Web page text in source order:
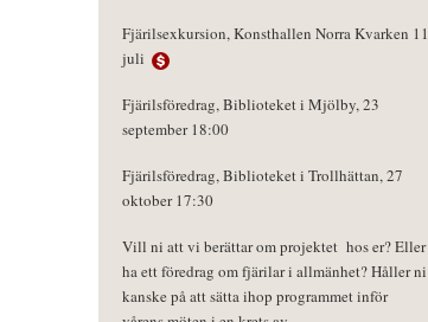
Fjärilsexkursion, Konsthallen Norra Kvarken 11
juli
Fjärilsföredrag, Biblioteket i Mjölby, 23
september 18:00
Fjärilsföredrag, Biblioteket i Trollhättan, 27
oktober 17:30
Vill ni att vi berättar om projektet hos er? Eller
ha ett föredrag om fjärilar i allmänhet? Håller ni
kanske på att sätta ihop programmet inför